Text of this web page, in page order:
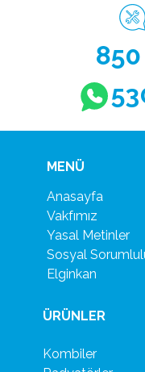
MENÜ
Anasayfa
Vakfımız
Yasal Metinler
Sosyal
Elginkan
ÜRÜNLER
Kombiler